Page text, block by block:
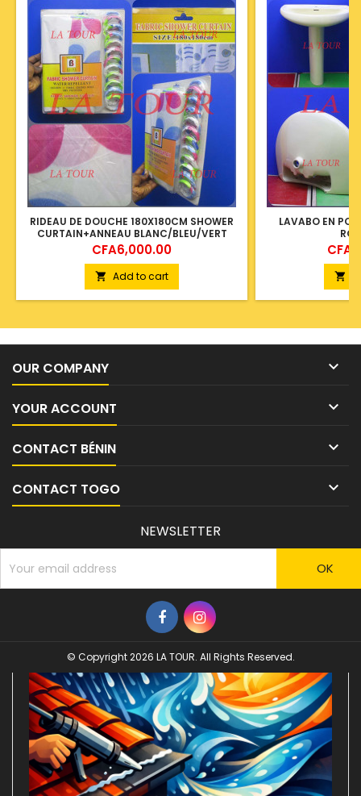
RIDEAU DE DOUCHE 180X180CM SHOWER
CURTAIN+ANNEAU BLANC/BLEU/VERT
Price
CFA6,000.00
 Add to cart
LAVABO EN
Price

OUR COMPANY 
YOUR ACCOUNT 
CONTACT BÉNIN 
CONTACT TOGO 
NEWSLETTER
© Copyright 2026 LA TOUR. All Rights Reserved.